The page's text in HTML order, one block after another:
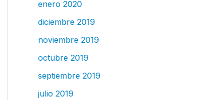
enero 2020
diciembre 2019
noviembre 2019
octubre 2019
septiembre 2019
julio 2019